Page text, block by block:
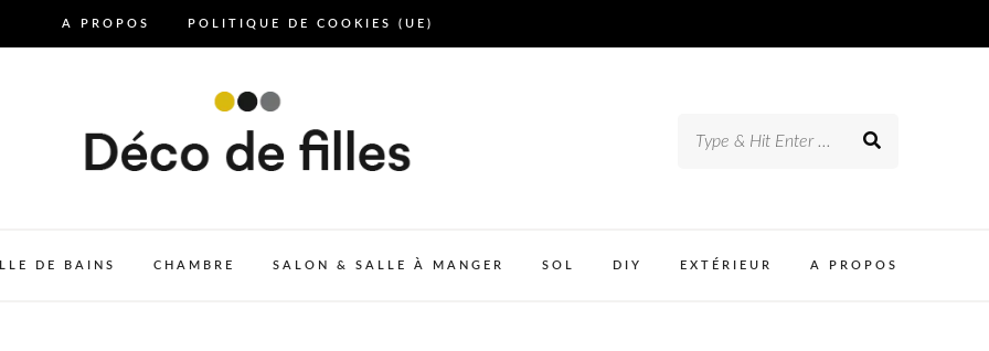
A PROPOS POLITIQUE DE COOKIES (UE)
DE BAINS CHAMBRE SALON & SALLE À MANGER SOL DIY EXTÉRIEUR A PROPOS